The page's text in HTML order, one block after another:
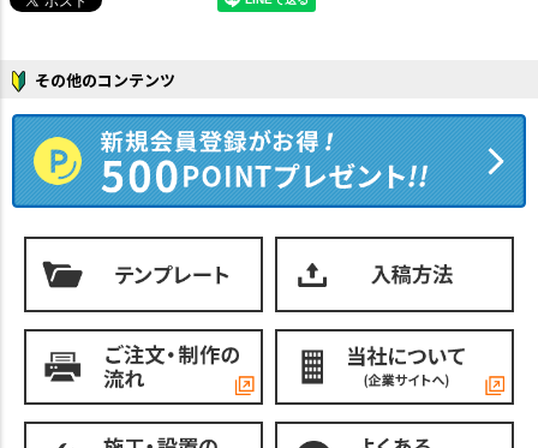
その他のコンテンツ